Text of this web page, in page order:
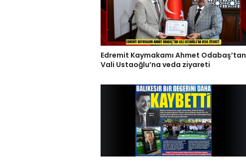
Edremit Kaymakamı Ahmet Odabaş’tan
Vali Ustaoğlu’na veda ziyareti